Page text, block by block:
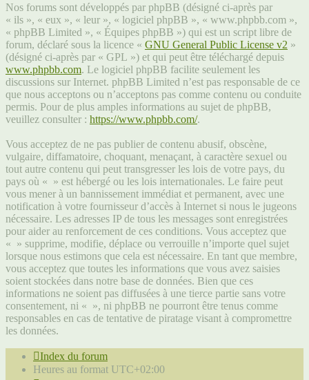
Nos forums sont développés par phpBB (désigné ci-après par
« ils », « eux », « leur », « logiciel phpBB », « www.phpbb.com »,
« phpBB Limited », « Équipes phpBB ») qui est un script libre de
forum, déclaré sous la licence « GNU General Public License v2 »
(désigné ci-après par « GPL ») et qui peut être téléchargé depuis
www.phpbb.com. Le logiciel phpBB facilite seulement les
discussions sur Internet. phpBB Limited n’est pas responsable de ce
que nous acceptons ou n’acceptons pas comme contenu ou conduite
permis. Pour de plus amples informations au sujet de phpBB,
veuillez consulter : https://www.phpbb.com/.
Vous acceptez de ne pas publier de contenu abusif, obscène,
vulgaire, diffamatoire, choquant, menaçant, à caractère sexuel ou
tout autre contenu qui peut transgresser les lois de votre pays, du
pays où « » est hébergé ou les lois internationales. Le faire peut
vous mener à un bannissement immédiat et permanent, avec une
notification à votre fournisseur d’accès à Internet si nous le jugeons
nécessaire. Les adresses IP de tous les messages sont enregistrées
pour aider au renforcement de ces conditions. Vous acceptez que
« » supprime, modifie, déplace ou verrouille n’importe quel sujet
lorsque nous estimons que cela est nécessaire. En tant que membre,
vous acceptez que toutes les informations que vous avez saisies
soient stockées dans notre base de données. Bien que ces
informations ne soient pas diffusées à une tierce partie sans votre
consentement, ni « », ni phpBB ne pourront être tenus comme
responsables en cas de tentative de piratage visant à compromettre
les données.
Index du forum
Heures au format UTC+02:00